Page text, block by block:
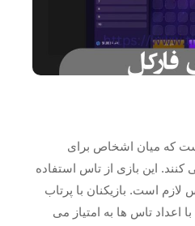
که میان اشخاص برای
این بازی از تاس استفاده
و به منظور اجرای آن 6 تاس لازم است. بازیکنان با پرتاب
اعداد تاس‌ ها به امتیاز می‌